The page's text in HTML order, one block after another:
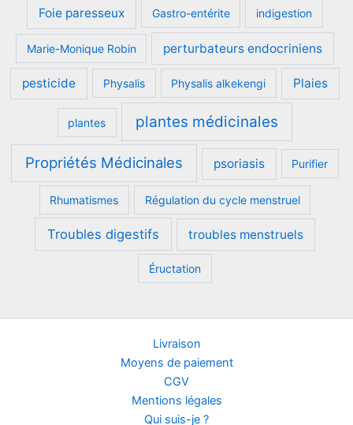
Foie paresseux Gastro-entérite indigestion
Marie-Monique Robin perturbateurs endocriniens
pesticide Physalis Physalis alkekengi Plaies
plantes plantes médicinales
Propriétés Médicinales psoriasis Purifier
Rhumatismes Régulation du cycle menstruel
Troubles digestifs troubles menstruels
Éructation
Livraison
Moyens de paiement
CGV
Mentions légales
Qui suis-je ?